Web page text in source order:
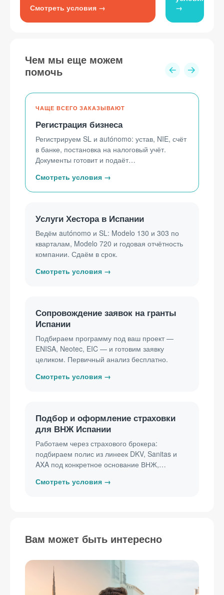
Чем мы еще можем
помочь
Регистрация бизнеса
Регистрируем SL и autónomo: устав, NIE, счёт
в банке, постановка на налоговый учёт.
Документы готовит и подаёт
Услуги Хестора в Испании
Ведём autónomo и SL: Modelo 130 и 303 по
кварталам, Modelo 720 и годовая отчётность
компании. Сдаём в срок.
Сопровождение заявок на гранты
Испании
Подбираем программу под ваш проект —
ENISA, Neotec, EIC — и готовим заявку
целиком. Первичный анализ бесплатно.
Подбор и оформление страховки
для ВНЖ Испании
Работаем через страхового брокера:
подбираем полис из линеек DKV, Sanitas и
AXA под конкретное основание ВНЖ,
сертификат в той форме, которую принимают
платите только страховой.
Вам может быть интересно